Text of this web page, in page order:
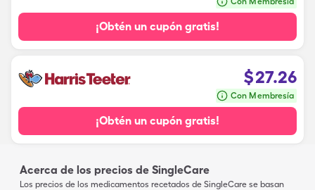
¡Obtén un cupón gratis!
$27.26
Con Membresía
¡Obtén un cupón gratis!
Acerca de los precios de SingleCare
Los precios de los medicamentos recetados de SingleCare se basan